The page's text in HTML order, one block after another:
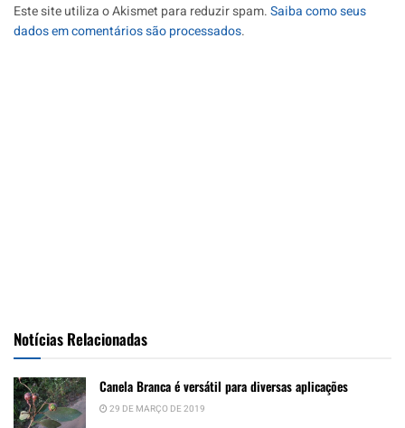
Este site utiliza o Akismet para reduzir spam.Saiba como seus
dados em comentários são processados.
Notícias Relacionadas
Canela Branca é versátil para diversas aplicações
29 DE MARÇO DE 2019